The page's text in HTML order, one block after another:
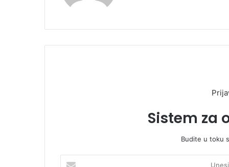
Sistem za
Budite u toku